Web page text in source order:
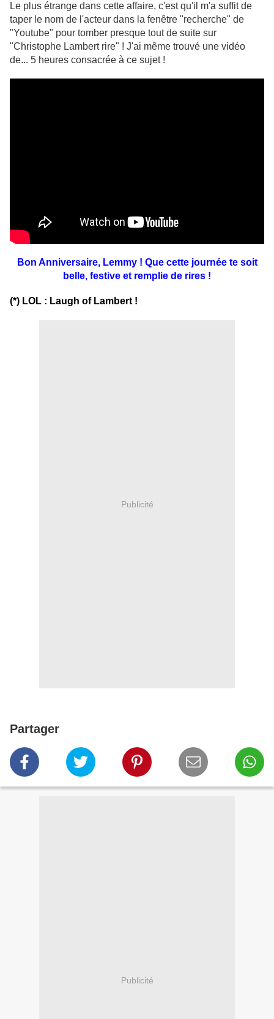
Le plus étrange dans cette affaire, c'est qu'il m'a suffit de
taper le nom de l'acteur dans la fenêtre "recherche" de
"Youtube" pour tomber presque tout de suite sur
"Christophe Lambert rire" ! J'ai même trouvé une vidéo
de... 5 heures consacrée à ce sujet !
Bon Anniversaire, Lemmy ! Que cette journée te soit
belle, festive et remplie de rires !
(*) LOL : Laugh of Lambert !
Publicité
Partager
Publicité